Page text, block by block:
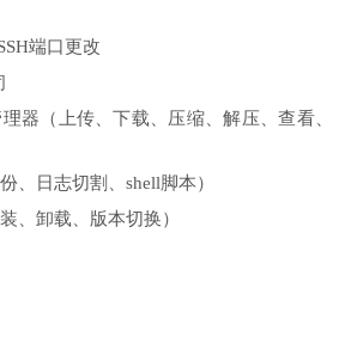
端口更改
器（上传、下载、压缩、解压、查看、
、日志切割、shell脚本）
、卸载、版本切换）